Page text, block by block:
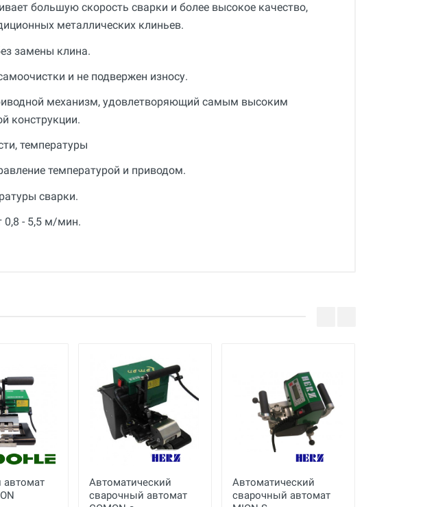
большую скорость сварки и более высокое качество,
металлических клиньев.
замены клина.
и не подвержен износу.
механизм, удовлетворяющий самым высоким
конструкции.
температуры
температурой и приводом.
сварки.
0,8 - 5,5 м/мин.
В
Автоматический
сварочный автомат
Автоматический
сварочный автомат